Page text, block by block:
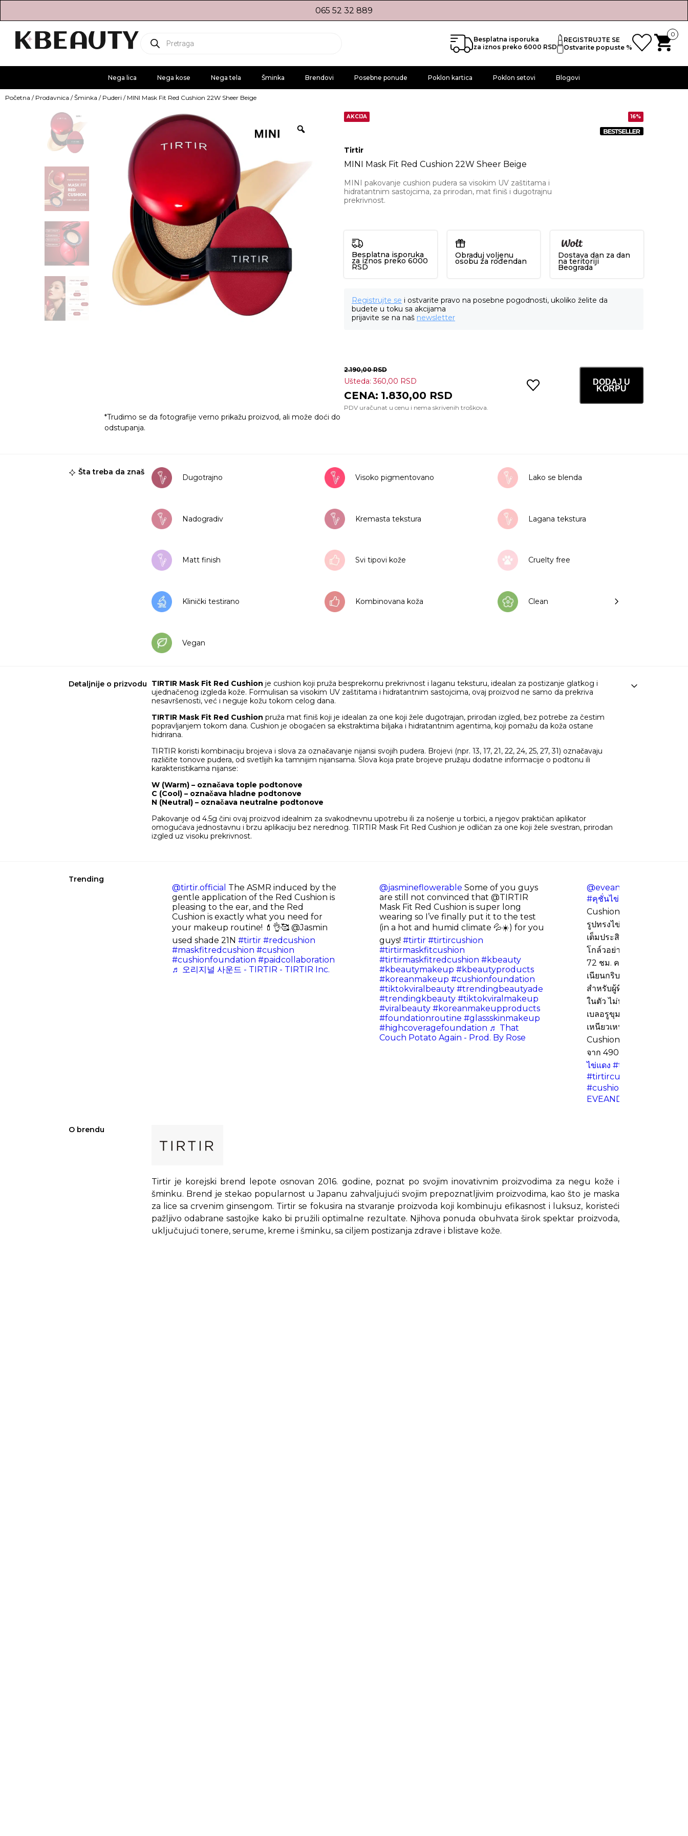
065 52 32 889
Products
search
Besplatna isporuka
za iznos preko 6000 RSD
REGISTRUJTE SE
Ostvarite popuste %
0
Nega lica Nega kose Nega tela Šminka Brendovi Posebne ponude Poklon kartica Poklon setovi Blogovi
Početna / Prodavnica /Šminka / Puderi / MINI Mask Fit Red Cushion 22W Sheer Beige
AKCIJA 16%
Tirtir
MINI Mask Fit Red Cushion 22W Sheer Beige
MINI pakovanje cushion pudera sa visokim UV zaštitama i
hidratantnim sastojcima, za prirodan, mat finiš i dugotrajnu
prekrivnost.
Besplatna isporuka
za iznos preko 6000
RSD
Obraduj voljenu
osobu za rođendan
Dostava dan za dan
na teritoriji
Beograda
Registrujte se i ostvarite pravo na posebne pogodnosti, ukoliko želite da
budete u toku sa akcijama
prijavite se na naš newsletter
2.190,00RSD
Ušteda:360,00 RSD
1.830,00 RSD
MINI
DODAJ U
KORPU
*Trudimo se da fotografije verno prikažu proizvod, ali može doći do
odstupanja.
Šta treba da znaš
Dugotrajno Visoko pigmentovano Lako se blenda
Nadogradiv Kremasta tekstura Lagana tekstura
Matt finish Svi tipovi kože Cruelty free
Klinički testirano Kombinovana koža Clean
Vegan
Detaljnije o prizvodu TIRTIR Mask Fit Red Cushion je cushion koji pruža besprekornu prekrivnost i laganu teksturu, idealan za postizanje glatkog i
ujednačenog izgleda kože. Formulisan sa visokim UV zaštitama i hidratantnim sastojcima, ovaj proizvod ne samo da prekriva
nesavršenosti, već i neguje kožu tokom celog dana.
TIRTIR Mask Fit Red Cushion pruža mat finiš koji je idealan za one koji žele dugotrajan, prirodan izgled, bez potrebe za čestim
popravljanjem tokom dana. Cushion je obogaćen sa ekstraktima biljaka i hidratantnim agentima, koji pomažu da koža ostane
hidrirana.
TIRTIR koristi kombinaciju brojeva i slova za označavanje nijansi svojih pudera. Brojevi (npr. 13, 17, 21, 22, 24, 25, 27, 31) označavaju
različite tonove pudera, od svetlijih ka tamnijim nijansama. Slova koja prate brojeve pružaju dodatne informacije o podtonu ili
karakteristikama nijanse:​
W (Warm) – označava tople podtonove
C (Cool) – označava hladne podtonove
N (Neutral) – označava neutralne podtonove
Pakovanje od 4.5g čini ovaj proizvod idealnim za svakodnevnu upotrebu ili za nošenje u torbici, a njegov praktičan aplikator
omogućava jednostavnu i brzu aplikaciju bez nerednog. TIRTIR Mask Fit Red Cushion je odličan za one koji žele svestran, prirodan
izgled uz visoku prekrivnost.
Trending
@tirtir.official The ASMR induced by the
gentle application of the Red Cushion is
pleasing to the ear, and the Red
Cushion is exactly what you need for
your makeup routine! 💄👌🥰 @Jasmin
used shade 21N #tirtir #redcushion
#maskfitredcushion #cushion
#cushionfoundation #paidcollaboration
♬ 오리지널 사운드 - TIRTIR - TIRTIR Inc.
@jasmineflowerable Some of you guys
are still not convinced that @TIRTIR
Mask Fit Red Cushion is super long
wearing so I’ve finally put it to the test
(in a hot and humid climate 💦☀️) for you
guys! #tirtir #tirtircushion
#tirtirmaskfitcushion
#tirtirmaskfitredcushion #kbeauty
#kbeautymakeup #kbeautyproducts
#koreanmakeup #cushionfoundation
#tiktokviralbeauty #trendingbeautyade
#trendingkbeauty #tiktokviralmakeup
#viralbeauty #koreanmakeupproducts
#foundationroutine #glassskinmakeup
#highcoveragefoundation ♬ That
Couch Potato Again - Prod. By Rose
@eveandboy
#คุชั่นไข่แดง
Cushion mini คุชั่นตลับแดง
รูปทรงไข่ เนื้อบางเบา ปกปิด
เต็มประสิทธิภาพ เหมาะกับ
โกล์วอย่างเป็นธรรมชาติ ใ
72 ชม. ควบคุมความมันนาน
เนียนกริบ ไม่หนา แต่ปกปิดดี
สำหรับผู้ที่มีผิวมันแต่ต้องกา
ในตัว ไม่ทำให้มาส์กเป็นคร
เบลอรูขุมขนได้ดี ปกปิดดี เนี
เหนียวเหนอะหนะ TIRTIR
Cushion Mini save20%
จาก 490.-
ไข่แดง
#tirtircushion
#cushionfoundation
EVEANDBOY TH
O brendu
Tirtir je korejski brend lepote osnovan 2016. godine, poznat po svojim inovativnim proizvodima za negu kože i
šminku. Brend je stekao popularnost u Japanu zahvaljujući svojim prepoznatljivim proizvodima, kao što je maska
za lice sa crvenim ginsengom. Tirtir se fokusira na stvaranje proizvoda koji kombinuju efikasnost i luksuz, koristeći
pažljivo odabrane sastojke kako bi pružili optimalne rezultate. Njihova ponuda obuhvata širok spektar proizvoda,
uključujući tonere, serume, kreme i šminku, sa ciljem postizanja zdrave i blistave kože.